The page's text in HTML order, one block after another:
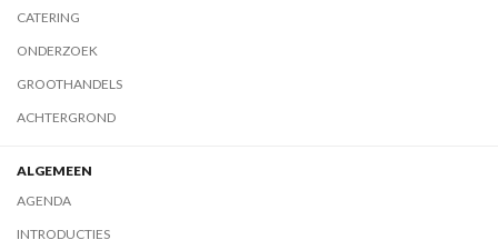
CATERING
ONDERZOEK
GROOTHANDELS
ACHTERGROND
ALGEMEEN
AGENDA
INTRODUCTIES